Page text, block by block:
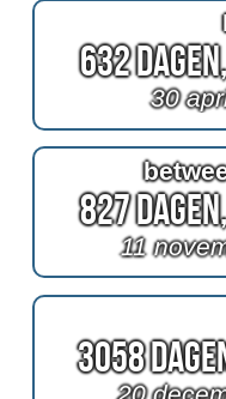
632
30
827
11
3058